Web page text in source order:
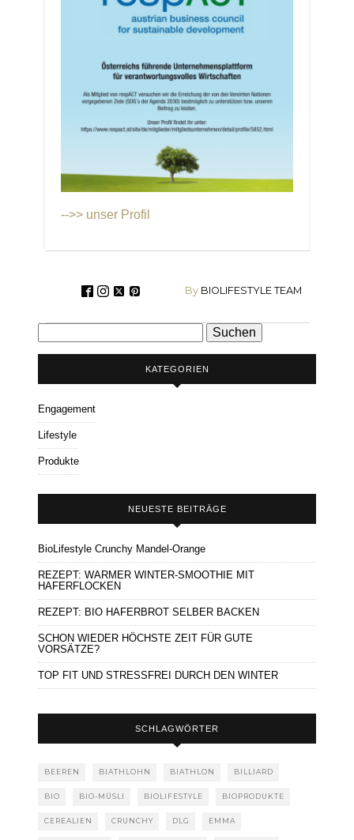
-->> unser Profil
ByBIOLIFESTYLE TEAM
nach:
KATEGORIEN
Engagement
Lifestyle
Produkte
NEUESTE BEITRÄGE
BioLifestyle Crunchy Mandel-Orange
REZEPT: WARMER WINTER-SMOOTHIE MIT
HAFERFLOCKEN
REZEPT: BIO HAFERBROT SELBER BACKEN
SCHON WIEDER HÖCHSTE ZEIT FÜR GUTE
VORSÄTZE?
TOP FIT UND STRESSFREI DURCH DEN WINTER
SCHLAGWÖRTER
BEEREN BIATHLOHN BIATHLON BILLIARD
BIO BIO-MÜSLI BIOLIFESTYLE BIOPRODUKTE
CEREALIEN CRUNCHY DLG EMMA